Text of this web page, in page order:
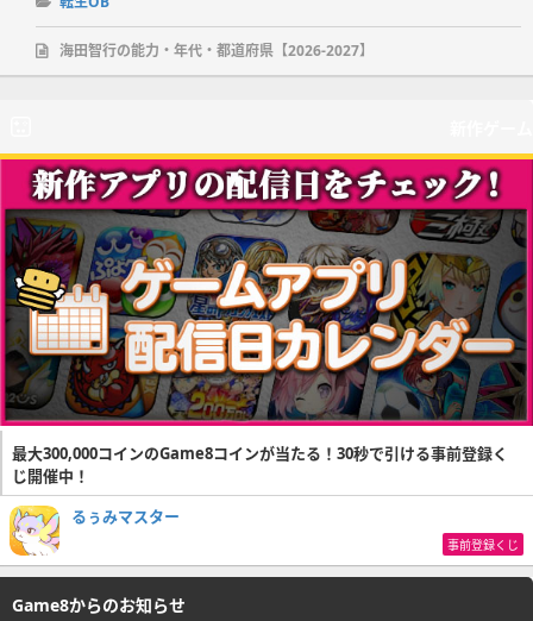
海田智行の能力・年代・都道府県【2026-2027】
最大300,000コインのGame8コインが当たる！30秒で引ける事前登録く
じ開催中！
るぅみマスター
事前登録くじ
Game8からのお知らせ